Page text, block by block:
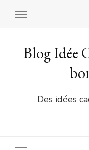
Blog Idée
Des idées